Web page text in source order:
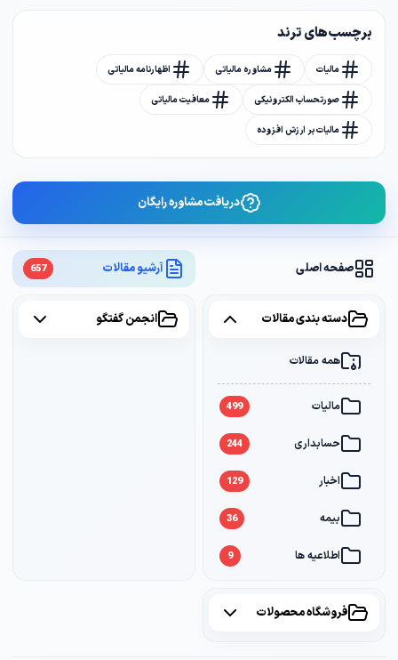
صفحه اصلی آرشیو مقالات 657
دسته بندی مقالات
همه مقالات
مالیات 499
حسابداری 244
اخبار 129
بیمه 36
اطلاعیه ها 9
انجمن گفتگو
فروشگاه محصولات
برچسب های ترند
مالیات مشاوره مالیاتی اظهارنامه مالیاتی
صورتحساب الکترونیکی معافیت مالیاتی
مالیات بر ارزش افزوده
دریافت مشاوره رایگان